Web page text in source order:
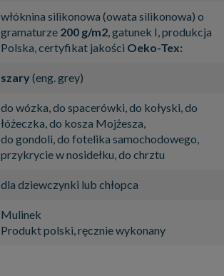
włóknina silikonowa (owata silikonowa) o
gramaturze 200 g/m2, gatunek I, produkcja
Polska, certyfikat jakości Oeko-Tex:
szary(eng. grey)
do wózka, do spacerówki, do kołyski, do
łóżeczka, do kosza Mojżesza,
do gondoli, do fotelika samochodowego,
przykrycie w nosidełku, do chrztu
dla dziewczynki lub chłopca
Mulinek
Produkt polski, ręcznie wykonany